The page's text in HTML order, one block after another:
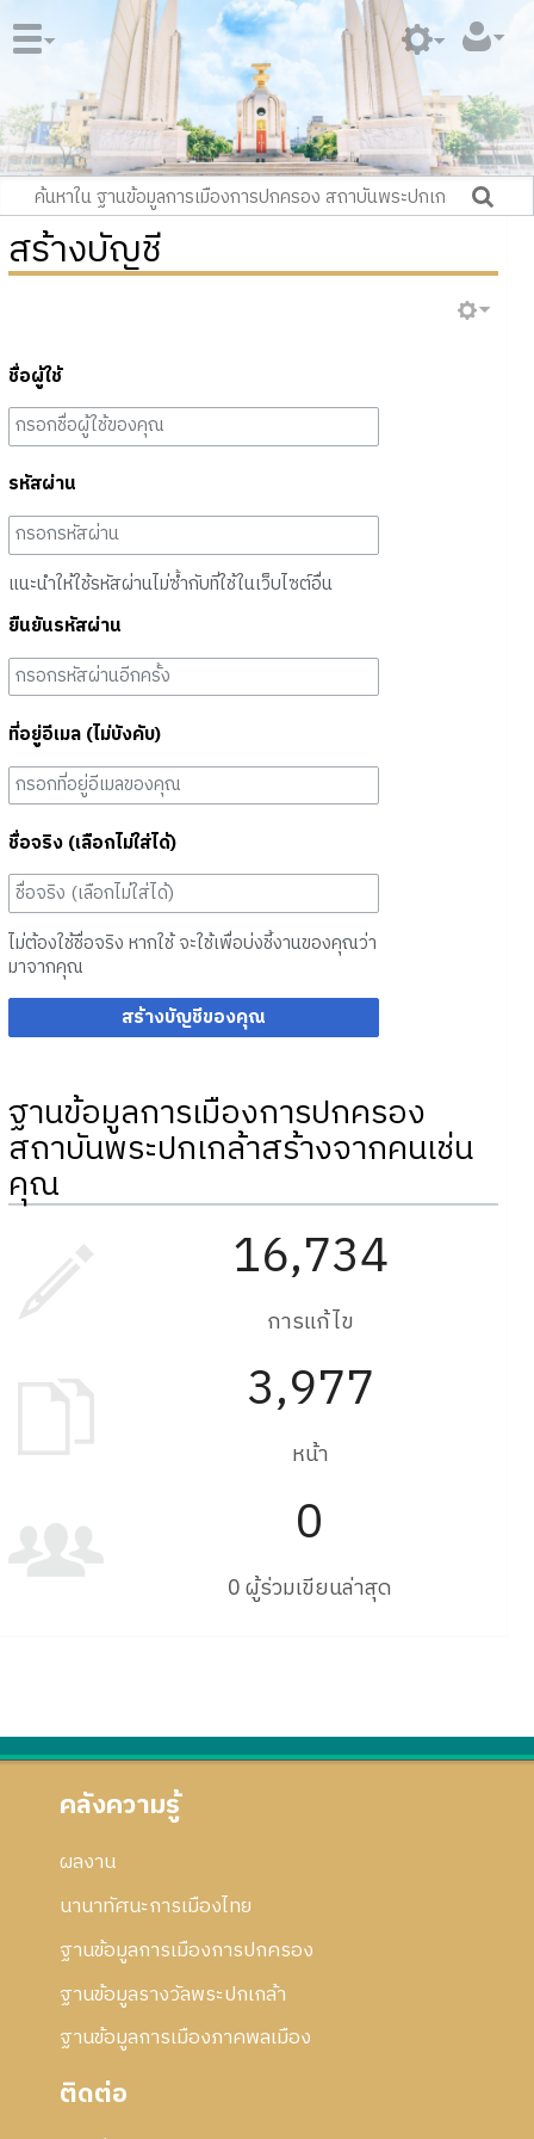
สร้างบัญชี
ชื่อผู้ใช้
รหัสผ่าน
แนะนำให้ใช้รหัสผ่านไม่ซ้ำกับที่ใช้ในเว็บไซต์อื่น
ยืนยันรหัสผ่าน
ที่อยู่อีเมล (ไม่บังคับ)
ชื่อจริง (เลือกไม่ใส่ได้)
ไม่ต้องใช้ชื่อจริง หากใช้ จะใช้เพื่อบ่งชี้งานของคุณว่า
มาจากคุณ
สร้างบัญชีของคุณ
ฐานข้อมูลการเมืองการปกครอง
สถาบันพระปกเกล้าสร้างจากคนเช่น
คุณ
16,734
การแก้ไข
3,977
หน้า
0
0 ผู้ร่วมเขียนล่าสุด
คลังความรู้
ผลงาน
นานาทัศนะการเมืองไทย
ฐานข้อมูลการเมืองการปกครอง
ฐานข้อมูลรางวัลพระปกเกล้า
ฐานข้อมูลการเมืองภาคพลเมือง
ติดต่อ